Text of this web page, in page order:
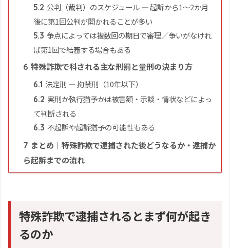
5.2 公判（裁判）のスケジュール — 起訴から1〜2か月
後に第1回公判が開かれることが多い
5.3 争点によっては複数回の期日で審理／争いがなけれ
ば第1回で結審する場合もある
6 特殊詐欺で科される主な刑罰と量刑の決まり方
6.1 法定刑 — 拘禁刑（10年以下）
6.2 実刑か執行猶予かは被害額・示談・情状などによっ
て判断される
6.3 不起訴や起訴猶予の可能性もある
7 まとめ｜特殊詐欺で逮捕された後どうなるか・逮捕か
ら起訴までの流れ
特殊詐欺で逮捕されるとまず何が起き
るのか